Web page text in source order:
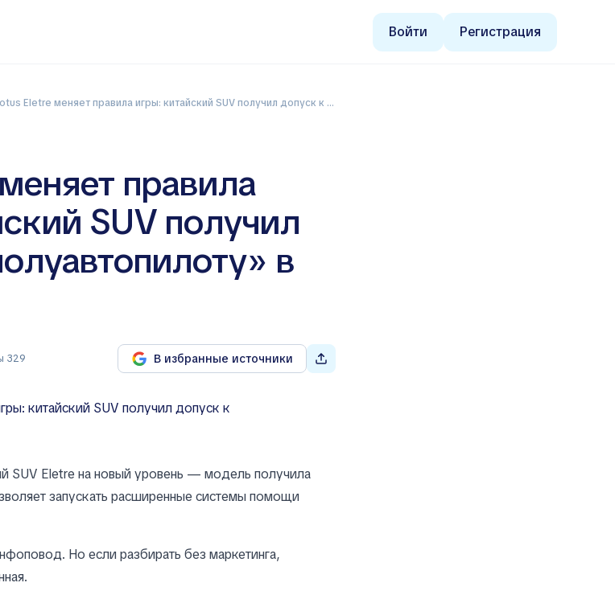
Войти Регистрация
Lotus Eletre меняет правила игры: китайский SUV получил допуск к «полуавтопилоту» в Европе
правила
SUV получил
в
329 В избранные источники
SUV Eletre на новый уровень — модель получила
запускать расширенные системы помощи
Но если разбирать без маркетинга,